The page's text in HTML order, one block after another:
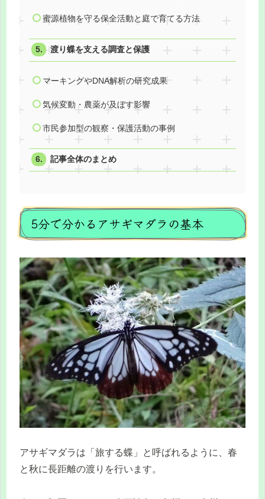
蜜源植物を守る保全活動と庭で育てる方法
渡り蝶を支える調査と保護
マーキングやDNA解析の研究成果
気候変動・農薬が及ぼす影響
市民参加型の観察・保護活動の事例
記事全体のまとめ
5分で分かるアサギマダラの基本
アサギマダラは「旅する蝶」と呼ばれるように、春
と秋に長距離の渡りを行います。